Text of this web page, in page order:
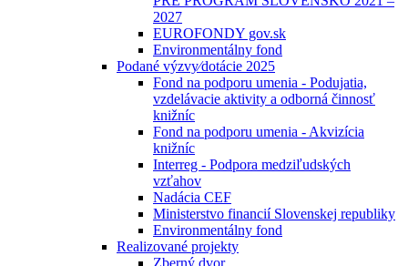
2027
EUROFONDY gov.sk
Environmentálny fond
Podané výzvy⁄dotácie 2025
Fond na podporu umenia - Podujatia,
vzdelávacie aktivity a odborná činnosť
knižníc
Fond na podporu umenia - Akvizícia
knižníc
Interreg - Podpora medziľudských
vzťahov
Nadácia CEF
Ministerstvo financií Slovenskej republiky
Environmentálny fond
Realizované projekty
Zberný dvor